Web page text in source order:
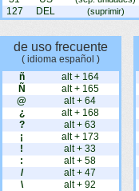
127 DEL (suprimir)
de uso frecuente
( idioma español )
ñ
alt + 164
Ñ
alt + 165
@
alt + 64
¿
alt + 168
?
alt + 63
¡
alt + 173
!
alt + 33
:
alt + 58
/
alt + 47
\
alt + 92